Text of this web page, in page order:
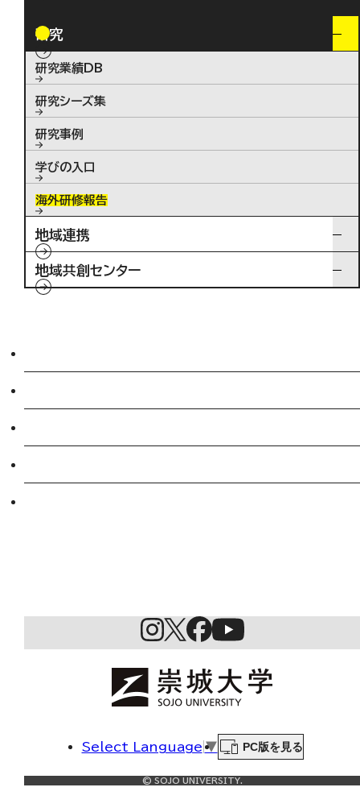
研究
研究業績DB
研究シーズ集
研究事例
学びの入口
海外研修報告
地域連携
地域共創センター
Select Language ▼ PC版を見る
© SOJO UNIVERSITY.